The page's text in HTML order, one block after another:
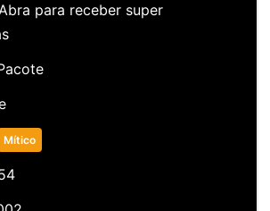
para receber super
Mítico